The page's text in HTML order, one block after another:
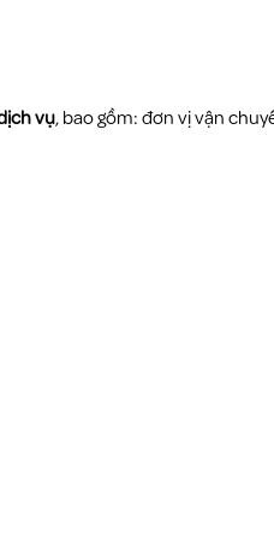
vụ, bao gồm: đơn vị vận